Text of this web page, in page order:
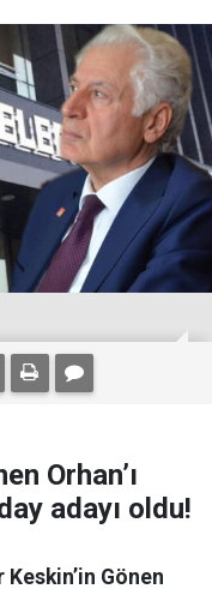
Orhan’ı
adayı oldu!
Gönen